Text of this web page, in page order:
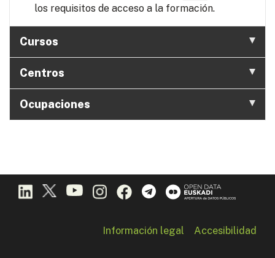
los requisitos de acceso a la formación.
Cursos
Centros
Ocupaciones
Información legal Accesibilidad